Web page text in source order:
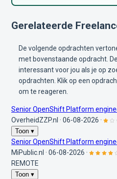
Gerelateerde
De volgende opdrachten
met bovenstaande opdracht.
interessant voor jou als je op
opdrachten. Klik op een
om te reageren.
Senior OpenShift Platform
OverheidZZP.nl · 06-08-2026 ·
Toon ▾
Senior OpenShift Platform
MiPublic.nl · 06-08-2026 ·
REMOTE
Toon ▾